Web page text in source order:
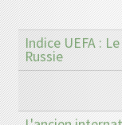
Indice UEFA :
Russie